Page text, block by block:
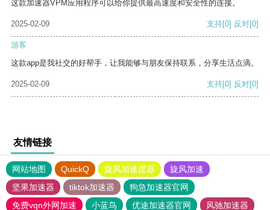
这款加速器VPM应用程序可以给你提供最高速度和安全性的连接。
2025-02-09 支持[0] 反对[0]
游客
这款app是我社交的好帮手，让我能够与朋友保持联系，分享生活点滴。
2025-02-09 支持[0] 反对[0]
友情链接
网站地图 QuickQ 旋风加速度器
旋风加速
坚果加速器
tiktok加速器
狗急加速器官网
免费vqn外网加速
小蓝鸟 优途加速器官网 风驰加速器